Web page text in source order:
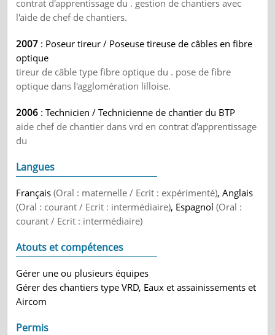
contrat d'apprentissage du . gestion de chantiers avec
l'aide de chef de chantiers.
2007 : Poseur tireur / Poseuse tireuse de câbles en fibre
optique
tireur de câble type fibre optique du . pose de fibre
optique dans l'agglomération lilloise.
2006 : Technicien / Technicienne de chantier du BTP
aide chef de chantier dans vrd en contrat d'apprentissage
du
Langues
Français(Oral : maternelle / Ecrit : expérimenté), Anglais
(Oral : courant / Ecrit : intermédiaire), Espagnol(Oral :
courant / Ecrit : intermédiaire)
Atouts et compétences
Gérer une ou plusieurs équipes
Gérer des chantiers type VRD, Eaux et assainissements et
Aircom
Permis